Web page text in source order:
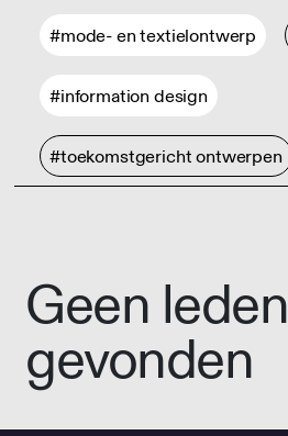
#mode- en textielontwerp
#information design
#toekomstgericht ontwerpen
Geen leden
gevonden